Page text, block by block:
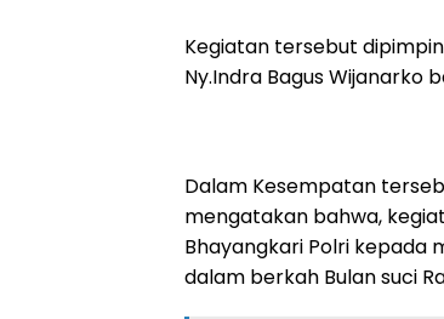
Kegiatan tersebut
Ny.Indra Bagus Wijanarko
Dalam Kesempatan
mengatakan bahwa,
Bhayangkari Polri kepada
dalam berkah Bulan suci